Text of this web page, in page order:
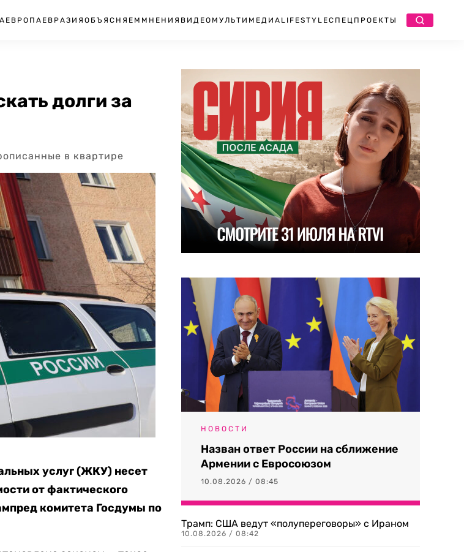
ЕВРОПА ЕВРАЗИЯ ОБЪЯСНЯЕМ МНЕНИЯ ВИДЕО МУЛЬТИМЕДИА LIFESTYLEСПЕЦПРОЕКТЫ
долги за
в квартире
услуг (ЖКУ) несет
от фактического
комитета Госдумы по
НОВОСТИ
Назван ответ России на сближение
Армении с Евросоюзом
10.08.2026 / 08:45
Трамп: США ведут «полупереговоры» с Ираном
10.08.2026 / 08:42